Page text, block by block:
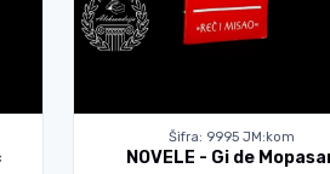
Šifra: 9995 JM:kom
NOVELE - Gi de